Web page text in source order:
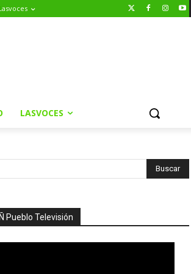
LASVOCES
Ñ Pueblo Televisión